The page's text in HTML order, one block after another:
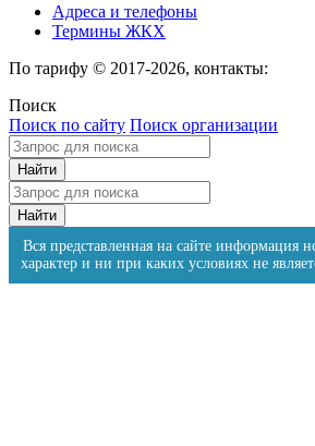
Адреса и телефоны
Термины ЖКХ
По тарифу © 2017-2026, контакты:
Поиск
Поиск по сайту Поиск организации
Вся представленная на сайте информация
характер и ни при каких условиях не